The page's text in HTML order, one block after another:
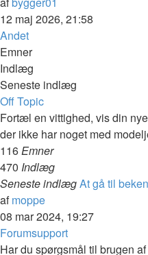
det
12 maj 2026, 21:58
Andet
Emner
Indlæg
Seneste indlæg
Off Topic
Fortæl en vittighed, vis din
der ikke har noget med
116Emner
470 Indlæg
Seneste indlægAt gå til
afmoppeVis
det
seneste
indlæg
08 mar 2024, 19:27
Forumsupport
Har du spørgsmål til brugen